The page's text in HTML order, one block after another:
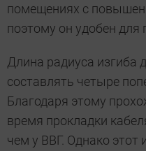
помещениях с
поэтому он удобен для
Длина радиуса изгиба
составлять четыре
Благодаря этому
время прокладки
чем у ВВГ. Однако этот